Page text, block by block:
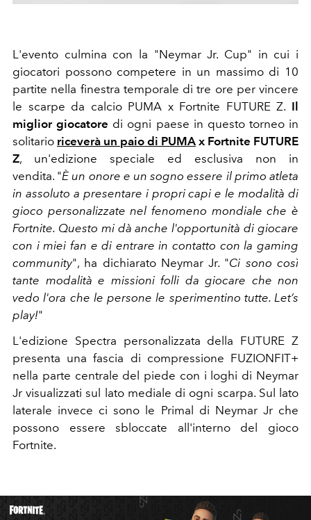
L'evento culmina con la "Neymar Jr. Cup" in cui i
giocatori possono competere in un massimo di 10
partite nella finestra temporale di tre ore per vincere
le scarpe da calcio PUMA x Fortnite FUTURE Z. Il
miglior giocatore di ogni paese in questo torneo in
solitario riceverà un paio di PUMA x Fortnite FUTURE
Z, un'edizione speciale ed esclusiva non in
vendita. "È un onore e un sogno essere il primo atleta
in assoluto a presentare i propri capi e le modalità di
gioco personalizzate nel fenomeno mondiale che è
Fortnite. Questo mi dà anche l'opportunità di giocare
con i miei fan e di entrare in contatto con la gaming
community", ha dichiarato Neymar Jr. "Ci sono così
tante modalità e missioni folli da giocare che non
vedo l'ora che le persone le sperimentino tutte. Let’s
play!"
L'edizione Spectra personalizzata della FUTURE Z
presenta una fascia di compressione FUZIONFIT+
nella parte centrale del piede con i loghi di Neymar
Jr visualizzati sul lato mediale di ogni scarpa. Sul lato
laterale invece ci sono le Primal di Neymar Jr che
possono essere sbloccate all'interno del gioco
Fortnite.